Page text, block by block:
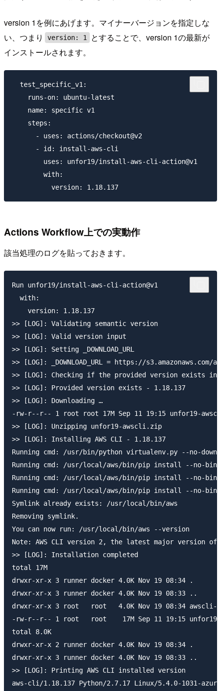
version 1を例にあげます。マイナーバージョンを指定しな
い、つまり
version: 1
とすることで、version 1の最新が
インストールされます。
  test_specific_v1:
    runs-on: ubuntu-latest
    name: specific v1
    steps:
      - uses: actions/checkout@v2
      - id: install-aws-cli
        uses: unfor19/install-aws-cli-action@v1
        with:
Actions Workflow上での実動作
該当処理のログを貼っておきます。
Run unfor19/install-aws-cli-action@v1
  with:
    version: 1.18.137
>> [LOG]: Validating semantic version
>> [LOG]: Valid version input
>> [LOG]: Setting _DOWNLOAD_URL
>> [LOG]: _DOWNLOAD_URL = https://
>> [LOG]: Checking if the provided version exists in
>> [LOG]: Provided version exists - 1.18.137
>> [LOG]: Downloading …
-rw-r--r-- 1 root root 17M Sep 11 19:15 unfor19-
>> [LOG]: Unzipping unfor19-awscli.zip
>> [LOG]: Installing AWS CLI - 1.18.137
Running cmd: /usr/bin/python virtualenv.py --no-
Running cmd: /usr/local/aws/bin/pip install --no-
Running cmd: /usr/local/aws/bin/pip install --no-
Running cmd: /usr/local/aws/bin/pip install --no-
Symlink already exists: /usr/local/bin/aws
Removing symlink.
You can now run: /usr/local/bin/aws --version
Note: AWS CLI version 2, the latest major version
>> [LOG]: Installation completed
total 17M
drwxr-xr-x 3 runner docker 4.0K Nov 19 08:34 .
drwxr-xr-x 3 runner docker 4.0K Nov 19 08:33 ..
drwxr-xr-x 3 root   root   4.0K Nov 19 08:34 awscli-
-rw-r--r-- 1 root   root    17M Sep 11 19:15
total 8.0K
drwxr-xr-x 2 runner docker 4.0K Nov 19 08:34 .
drwxr-xr-x 3 runner docker 4.0K Nov 19 08:33 ..
>> [LOG]: Printing AWS CLI installed version
aws-cli/1.18.137 Python/2.7.17 Linux/5.4.0-1031-